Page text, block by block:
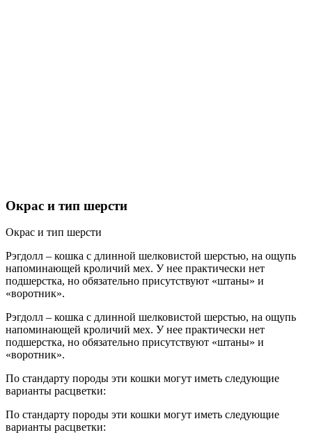
Окрас и тип шерсти
Окрас и тип шерсти
Рэгдолл – кошка с длинной шелковистой шерстью, на ощупь
напоминающей кроличий мех. У нее практически нет
подшерстка, но обязательно присутствуют «штаны» и
«воротник».
Рэгдолл – кошка с длинной шелковистой шерстью, на ощупь
напоминающей кроличий мех. У нее практически нет
подшерстка, но обязательно присутствуют «штаны» и
«воротник».
По стандарту породы эти кошки могут иметь следующие
варианты расцветки:
По стандарту породы эти кошки могут иметь следующие
варианты расцветки: